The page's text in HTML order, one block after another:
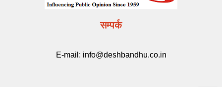
सम्पर्क
E-mail: info@deshbandhu.co.in